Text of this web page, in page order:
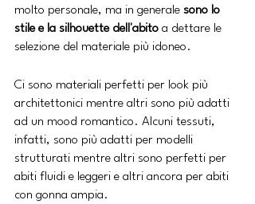
molto personale, ma in generale sono lo
stile e la silhouette dell'abito a dettare le
selezione del materiale più idoneo.
Ci sono materiali perfetti per look più
architettonici mentre altri sono più adatti
ad un mood romantico. Alcuni tessuti,
infatti, sono più adatti per modelli
strutturati mentre altri sono perfetti per
abiti fluidi e leggeri e altri ancora per abiti
con gonna ampia.